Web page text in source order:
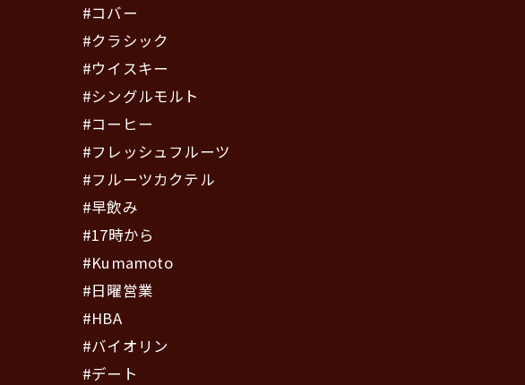
#コバー
#クラシック
#ウイスキー
#シングルモルト
#コーヒー
#フレッシュフルーツ
#フルーツカクテル
#早飲み
#17時から
#Kumamoto
#日曜営業
#HBA
#バイオリン
#デート